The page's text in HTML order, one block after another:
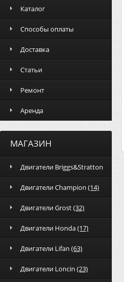
Каталог
Способы оплаты
Доставка
Статьи
Ремонт
Аренда
МАГАЗИН
Двигатели Briggs&Stratton
Двигатели Champion (14)
Двигатели Grost(32)
Двигатели Honda(17)
Двигатели Lifan (63)
Двигатели Loncin (23)